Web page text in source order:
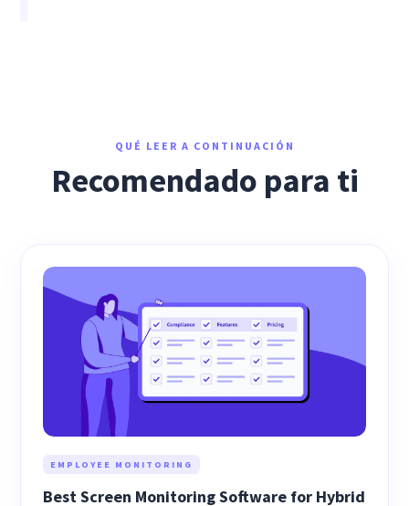
QUÉ LEER A CONTINUACIÓN
Recomendado para ti
EMPLOYEE MONITORING
Best Screen Monitoring Software for Hybrid